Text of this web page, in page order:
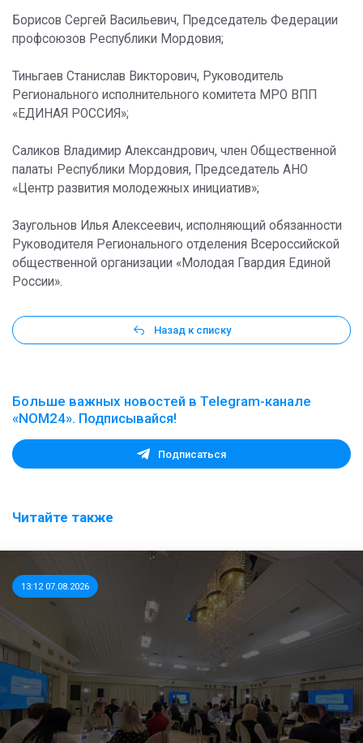
Борисов Сергей Васильевич, Председатель Федерации
профсоюзов Республики Мордовия;
Тиньгаев Станислав Викторович, Руководитель
Регионального исполнительного комитета МРО ВПП
«ЕДИНАЯ РОССИЯ»;
Саликов Владимир Александрович, член Общественной
палаты Республики Мордовия, Председатель АНО
«Центр развития молодежных инициатив»;
Заугольнов Илья Алексеевич, исполняющий обязанности
Руководителя Регионального отделения Всероссийской
общественной организации «Молодая Гвардия Единой
России».
Назад к списку
Больше важных новостей в Telegram-канале
«NOM24». Подписывайся!
Подписаться
Читайте также
13:12 07.08.2026